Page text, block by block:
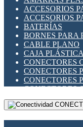
INDICADORES
INTERFACES
LLAVES
MEDIDORES
MOTORES
PANTALLAS
PLC -
RELÉS DE
SENSORES
ACCESORIOS
ACCESORIOS
BATERÍAS
BORNES PARA
CABLE PLANO
CAJA
CONECTORES
CONECTORES
CONECTORES
CONECTORES
CONECTORES
DIP SWITCHES